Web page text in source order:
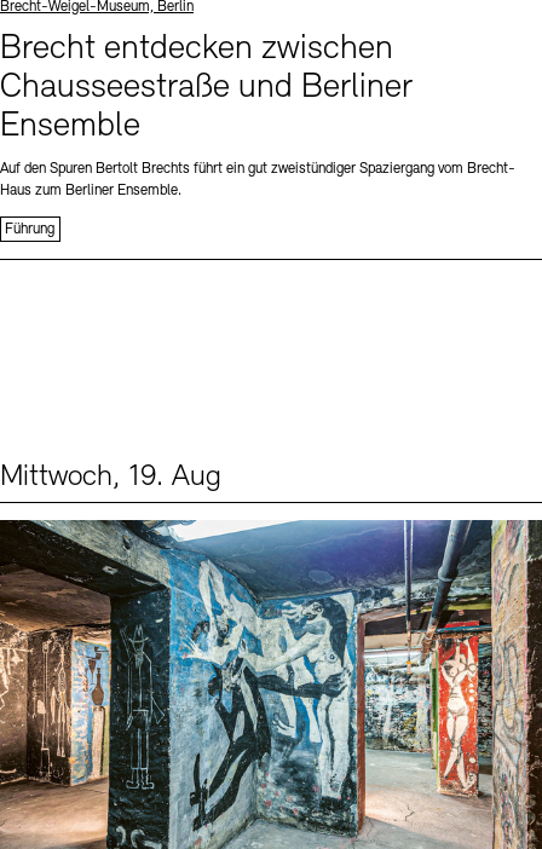
Standort
Brecht-Weigel-Museum, Berlin
Brecht entdecken zwischen
Chausseestraße und Berliner
Ensemble
Auf den Spuren Bertolt Brechts führt ein gut zweistündiger Spaziergang vom Brecht-
Haus zum Berliner Ensemble.
Führung
Mittwoch, 19. Aug